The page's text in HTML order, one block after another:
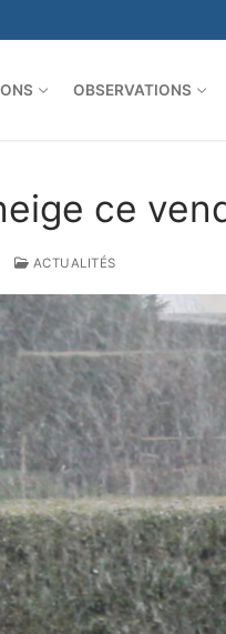
OBSERVATIONS
ce
ACTUALITÉS